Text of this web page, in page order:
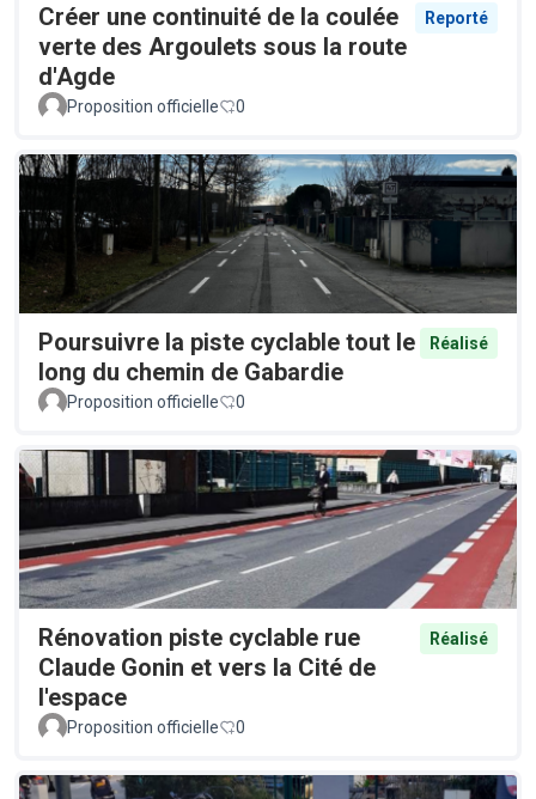
Créer une continuité de la coulée
verte des Argoulets sous la route
d'Agde
Reporté
Proposition officielle 0
Poursuivre la piste cyclable tout le
long du chemin de Gabardie
Réalisé
Proposition officielle 0
Rénovation piste cyclable rue
Claude Gonin et vers la Cité de
l'espace
Réalisé
Proposition officielle 0